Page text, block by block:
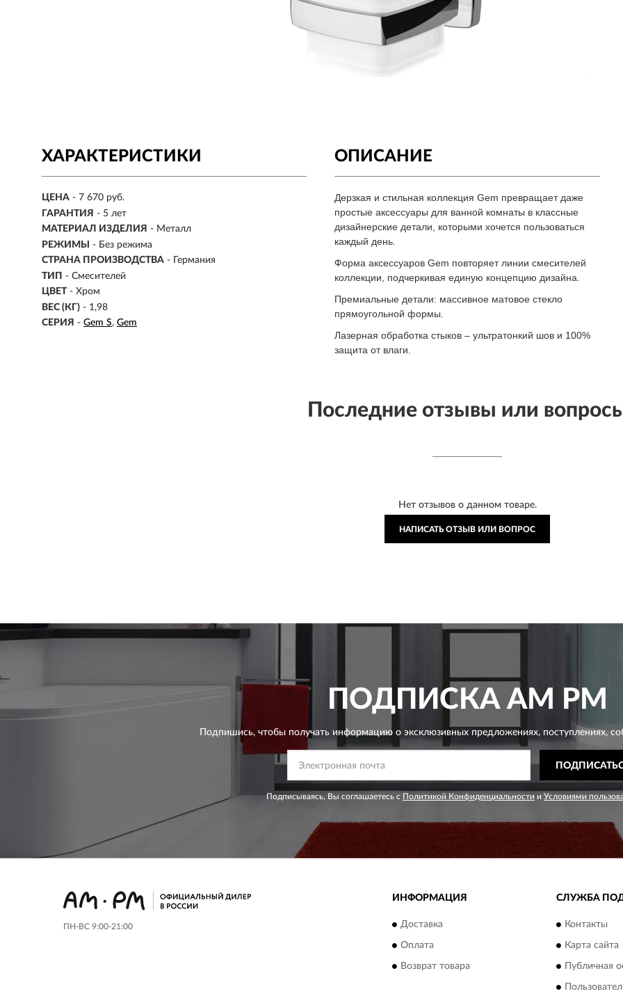
ХАРАКТЕРИСТИКИ
ЦЕНА - 7 670 руб.
ГАРАНТИЯ - 5 лет
МАТЕРИАЛ ИЗДЕЛИЯ - Металл
РЕЖИМЫ
- Без режима
СТРАНА ПРОИЗВОДСТВА - Германия
ТИП - Смесителей
ЦВЕТ - Хром
ВЕС (КГ) - 1,98
СЕРИЯ - Gem S Gem
ОПИСАНИЕ
Дерзкая и стильная коллекция Gem превращает даже
простые аксессуары для ванной комнаты в классные
дизайнерские детали, которыми хочется пользоваться
каждый день.
Форма аксессуаров Gem повторяет линии смесителей
коллекции, подчеркивая единую концепцию дизайна.
Премиальные детали: массивное матовое стекло
прямоугольной формы.
Лазерная обработка стыков – ультратонкий шов и 100%
защита от влаги.
Последние отзывы или
Нет отзывов о данном товаре.
НАПИСАТЬ ОТЗЫВ ИЛИ ВОПРОС
ПОДПИСКАAM PM
Подпишись, чтобы получать информацию о эксклюзивных предложениях,поступлениях,
Подписываясь, Вы соглашаетесь с Политикой Конфиденциальности и Условиями
ПН-ВС 9:00-21:00
ИНФОРМАЦИЯ
Доставка
Оплата
Возврат товара
СЛУЖБА
Контакты
Карта сайта
Публичная